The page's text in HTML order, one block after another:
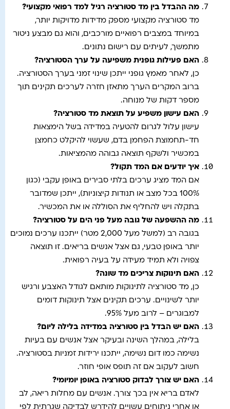
מה ההבדל בין מד סטורציה רגיל למד רפואי מקצועי?
מד סטורציה מקצועי מספק מדידות מדויקות יותר,
במיוחד במצבים רפואיים מורכבים, והוא גם מבצע ניטור
מתמשך, לעיתים עם רישום נתונים.
האם פעילות גופנית משפיעה על ערך הסטורציה?
כן, לאחר מאמץ גופני ייתכן שינוי זמני בערך הסטורציה.
ברוב המקרים הערך מתאזן חזרה לערכים תקינים תוך
מספר דקות של מנוחה.
האם עישון משפיע על תוצאת מד סטורציה?
עישון עלול לגרום להטעיה במדידה בשל הימצאות
חד-תחמוצת הפחמן בדם, שעשוי להיקלט כחמצן
במכשיר ולשקף תוצאה גבוהה מהמציאות.
איך יודעים אם המד תקול?
אם המד מציג ערכים בלתי סבירים באופן עקבי (כגון
100% בכל מצב או תנודות קיצוניות), ייתכן שמדובר
בתקלה ויש להחליף את הסוללה או את המכשיר.
מה ההשפעה של גובה מעל פני הים על סטורציה?
בגובה רב (למשל מעל 2,000 מטר) ייתכנו ערכים נמוכים
יותר באופן טבעי, גם אצל אנשים בריאים. זו תוצאה
צפויה ולא תמיד מעידה על בעיה רפואית.
האם תינוקות צריכים מד שונה?
כן, מד סטורציה לתינוקות מותאם לגודל האצבע ורגיש
יותר לשינויים. ערכים תקינים אצל תינוקות דומים
למבוגרים – לרוב מעל 95%.
האם יש הבדל בין סטורציה במדידה בלילה ליום?
בלילה, במהלך השינה ובעיקר אצל אנשים עם בעיות
נשימה כמו דום נשימה, ייתכנו ירידות זמניות בסטורציה.
חשוב לעקוב אם זה תופס אופי חוזר.
האם יש צורך לבדוק סטורציה באופן יומיומי?
לאדם בריא אין בכך צורך. אנשים עם מחלות ריאה, לב
או אחרי ניתוחים עשויים להידרש לבדיקה שגרתית לפי